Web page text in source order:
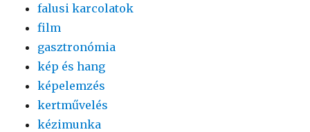
falusi karcolatok
film
gasztronómia
kép és hang
képelemzés
kertművelés
kézimunka